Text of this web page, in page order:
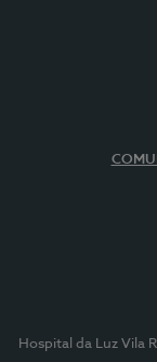
Hospital da Luz Vila